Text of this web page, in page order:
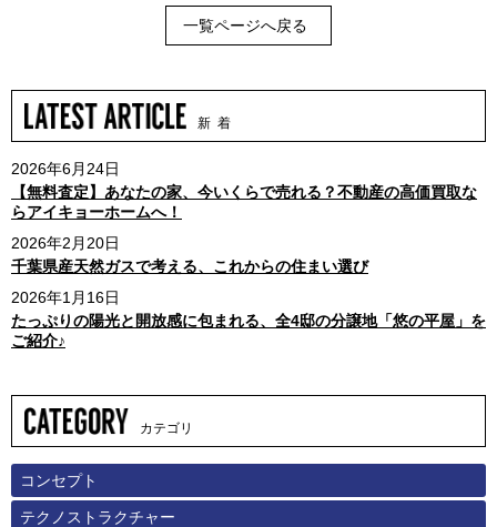
一覧ページへ戻る
新 着
2026年6月24日
【無料査定】あなたの家、今いくらで売れる？不動産の高価買取な
らアイキョーホームへ！
2026年2月20日
千葉県産天然ガスで考える、これからの住まい選び
2026年1月16日
たっぷりの陽光と開放感に包まれる、全4邸の分譲地「悠の平屋」を
ご紹介♪
カテゴリ
コンセプト
テクノストラクチャー